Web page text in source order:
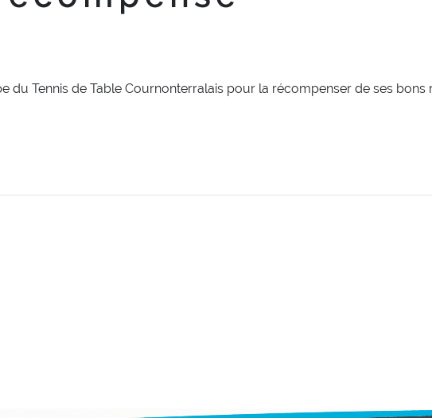
du Tennis de Table Cournonterralais pour la récompenser de ses bons